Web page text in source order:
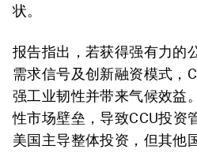
状。
报告指出，若获得强有力的
需求信号及创新融资模式，
强工业韧性并带来气候效益
性市场壁垒，导致CCU投资
美国主导整体投资，但其他